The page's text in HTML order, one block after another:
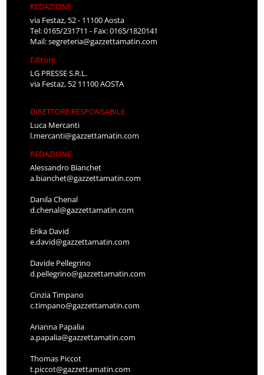
REDAZIONE
via Festaz, 52 - 11100 Aosta
Tel: 0165/231711 - Fax: 0165/1820141
Mail:segreteria@gazzettamatin.com
Editore
LG PRESSE S.R.L.
via Festaz, 52 11100 AOSTA
DIRETTORE RESPONSABILE
Luca Mercanti
l.mercanti@gazzettamatin.com
REDAZIONE
Alessandro Bianchet
a.bianchet@gazzettamatin.com
Danila Chenal
d.chenal@gazzettamatin.com
Erika David
e.david@gazzettamatin.com
Davide Pellegrino
d.pellegrino@gazzettamatin.com
Cinzia Timpano
c.timpano@gazzettamatin.com
Arianna Papalia
a.papalia@gazzettamatin.com
Thomas Piccot
t.piccot@gazzettamatin.com